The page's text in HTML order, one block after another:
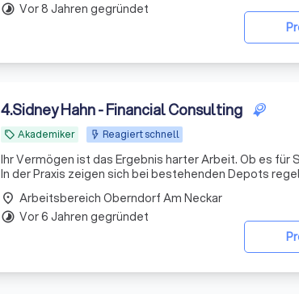
timelapse Vor 8 Jahren gegründet
4.Sidney Hahn - Financial Consulting
local_offer Akademiker Reagiert schnell
Ihr Vermögen ist das Ergebnis harter Arbeit. Ob es
In der Praxis zeigen sich bei bestehenden Depots
place Arbeitsbereich Oberndorf Am Neckar
timelapse Vor 6 Jahren gegründet